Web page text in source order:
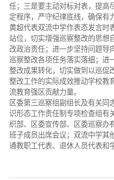
任；三是要主动对标对表，提高
定程序，严守纪律底线，确保有
黄超代表双流中学作表态发言时
站位，切实增强巡察整改的思想
改政治责任；进一步坚持问题导
巡察整改各项任务落实落细；进
整改成果转化，切实做到以巡促
整改工作的实际成效推动学校教
流教育强区贡献力量。
区委第三巡察组副组长及有关同
识形态工作责任制专项检查组有
织部、区委宣传部、区委巡察办
班子成员出席会议；双流中学其
通教职工代表、退休人员代表和